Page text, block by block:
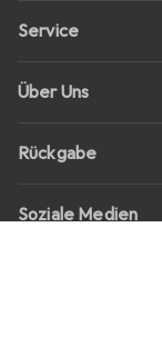
Service
Über Uns
Rückgabe
Soziale Medien